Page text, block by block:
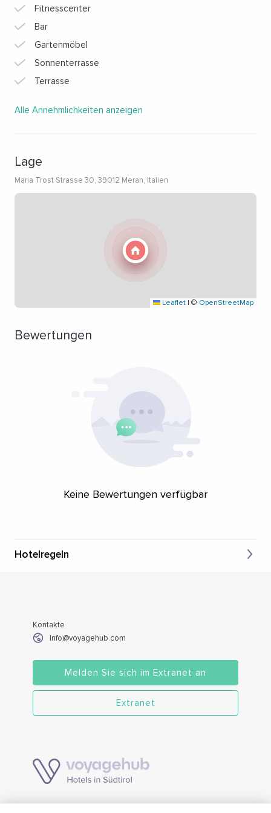
Fitnesscenter
Bar
Gartenmöbel
Sonnenterrasse
Terrasse
Alle Annehmlichkeiten anzeigen
Lage
Maria Trost Strasse 30, 39012 Meran, Italien
Leaflet | © OpenStreetMap
Bewertungen
Keine Bewertungen verfügbar
Hotelregeln
Kontakte
Info@voyagehub.com
Melden Sie sich im Extranet an
Extranet